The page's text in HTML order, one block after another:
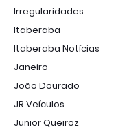
Irregularidades
Itaberaba
Itaberaba Notícias
Janeiro
João Dourado
JR Veículos
Junior Queiroz